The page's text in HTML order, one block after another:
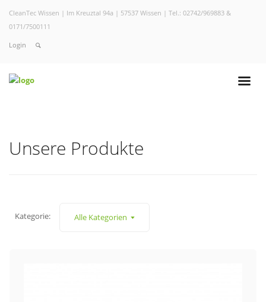
CleanTec Wissen | Im Kreuztal 94a | 57537 Wissen | Tel.: 02742/969883 &
0171/7500111
Login
Unsere Produkte
Kategorie: Alle Kategorien